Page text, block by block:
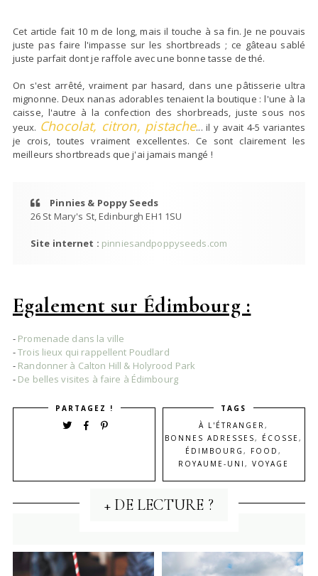
Cet article fait 10 m de long, mais il touche à sa fin. Je ne pouvais
juste pas faire l'impasse sur les shortbreads ; ce gâteau sablé
juste parfait dont je raffole avec une bonne tasse de thé.
On s'est arrêté, vraiment par hasard, dans une pâtisserie ultra
mignonne. Deux nanas adorables tenaient la boutique : l'une à la
caisse, l'autre à la confection des shorbreads, juste sous nos
yeux. Chocolat, citron, pistache... il y avait 4-5 variantes
je crois, toutes vraiment excellentes. Ce sont clairement les
meilleurs shortbreads que j'ai jamais mangé !
Pinnies & Poppy Seeds
26 St Mary's St, Edinburgh EH1 1SU
Site internet : pinniesandpoppyseeds.com
Egalement sur Édimbourg :
- Promenade dans la ville
-Trois lieux qui rappellent Poudlard
- Randonner à Calton Hill & Holyrood Park
- De belles visites à faire à Édimbourg
PARTAGEZ !
TAGS
À L'ÉTRANGER,
BONNES ADRESSES, ÉCOSSE,
ÉDIMBOURG, FOOD,
ROYAUME-UNI,VOYAGE
+ DE LECTURE ?